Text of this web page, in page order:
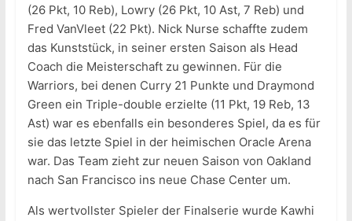
(26 Pkt, 10 Reb), Lowry (26 Pkt, 10 Ast, 7 Reb) und
Fred VanVleet (22 Pkt). Nick Nurse schaffte zudem
das Kunststück, in seiner ersten Saison als Head
Coach die Meisterschaft zu gewinnen. Für die
Warriors, bei denen Curry 21 Punkte und Draymond
Green ein Triple-double erzielte (11 Pkt, 19 Reb, 13
Ast) war es ebenfalls ein besonderes Spiel, da es für
sie das letzte Spiel in der heimischen Oracle Arena
war. Das Team zieht zur neuen Saison von Oakland
nach San Francisco ins neue Chase Center um.
Als wertvollster Spieler der Finalserie wurde Kawhi